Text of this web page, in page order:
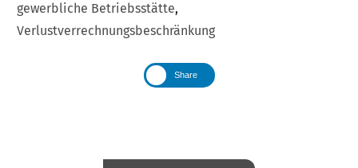
gewerbliche Betriebsstätte,
Verlustverrechnungsbeschränkung
Share